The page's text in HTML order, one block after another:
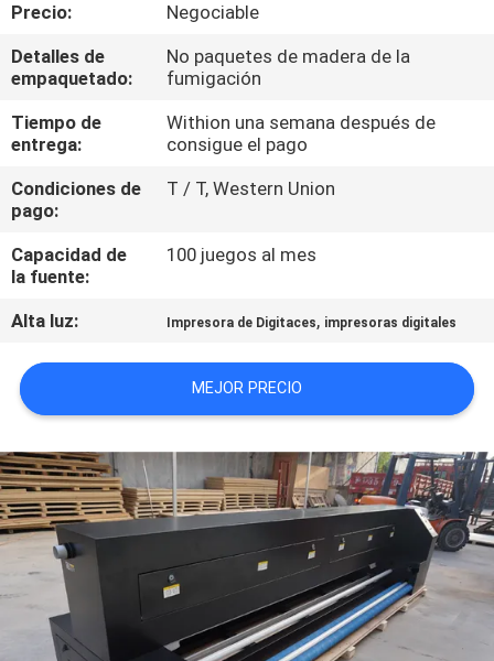
CONTROL
DE
CALIDAD
NOTICIAS
TODOS
CASOS
COMPANY
NEWS
MAPA
DEL
SITIO
Precio:
Negociable
Detalles de
empaquetado:
No paquetes de madera de la
fumigación
Tiempo de
entrega:
Withion una semana después de
consigue el pago
Condiciones de
pago:
T / T, Western Union
Capacidad de
la fuente:
100 juegos al mes
Alta luz: Impresora de Digitaces, impresoras digitales
MEJOR PRECIO